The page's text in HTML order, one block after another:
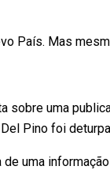
País. Mas
sobre uma
Pino foi
uma